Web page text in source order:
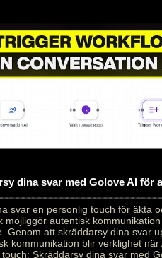
dina svar med Golove AI för
svar en personlig touch för äkta
möjliggör autentisk
Genom att skräddarsy dina svar
kommunikation blir verklighet
Skräddarsy dina svar med